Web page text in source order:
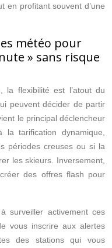
en profitant souvent d’une
météo pour
» sans risque
la flexibilité est l’atout du
peuvent décider de partir
le principal déclencheur
la tarification dynamique,
périodes creuses ou si la
les skieurs. Inversement,
des offres flash pour
surveiller activement ces
vous inscrire aux alertes
des stations qui vous